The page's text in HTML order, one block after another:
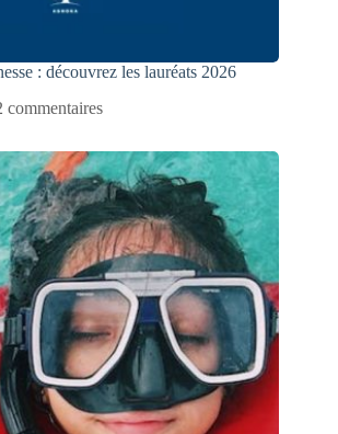
: découvrez les lauréats 2026
commentaires